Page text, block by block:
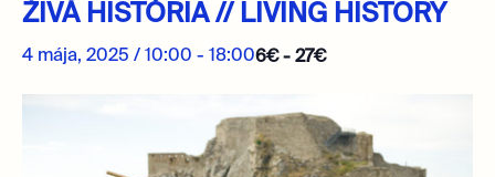
ŽIVÁ HISTÓRIA // LIVING HISTORY
4 mája, 2025 / 10:00 - 18:006€ - 27€